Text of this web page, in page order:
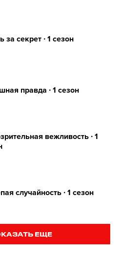
за секрет ∙ 1 сезон
правда ∙ 1 сезон
вежливость ∙ 1
случайность ∙ 1 сезон
ЕЩЕ